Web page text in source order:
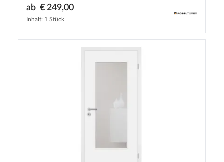
ab € 249,00
Inhalt: 1 Stück